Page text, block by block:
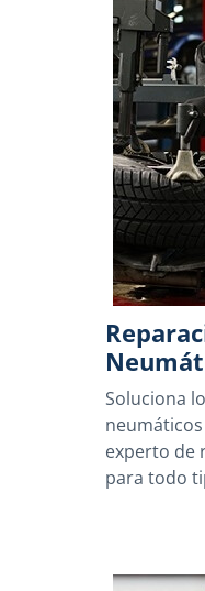
Soluciona
experto de
para todo